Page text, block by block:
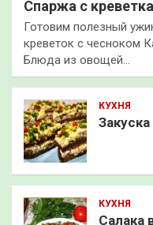
Спаржа с
Готовим полезный
креветок с чесноком
Блюда из овощей…
КУХНЯ
КУХНЯ
Салака